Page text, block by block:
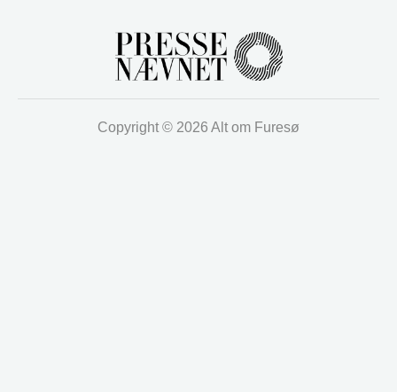
Copyright © 2026 Alt om Furesø